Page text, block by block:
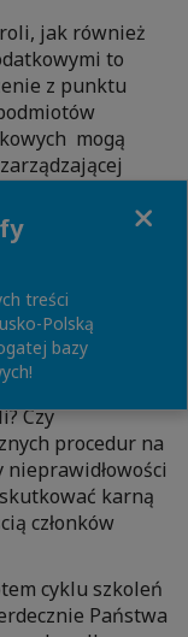
jak również
to
z punktu
mogą
się
oprócz
może
w ramach
ww. osoby
tych
Czy
procedur na
karną
członków
cyklu szkoleń
Państwa
treści
Polską
bazy